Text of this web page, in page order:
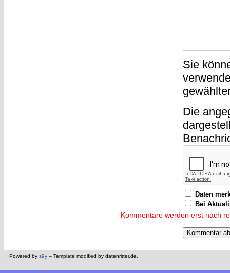
Sie
Die
Daten
Bei
Kommentare werden erst nach
Powered by s9y – Template modified by datenritter.de.